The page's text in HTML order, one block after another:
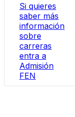
Si quieres
saber más
información
sobre
carreras
entra a
Admisión
FEN